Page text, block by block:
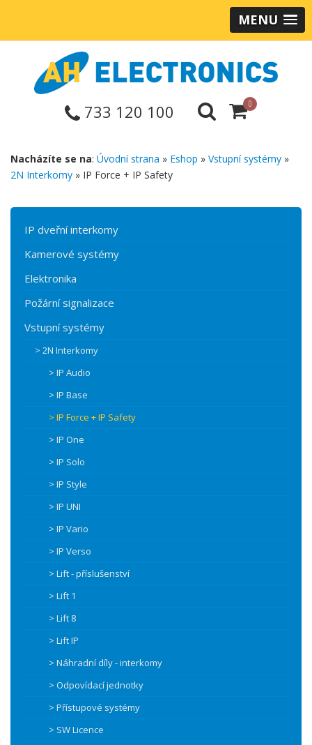
MENU
733 120 100 0
Nacházíte se na: Úvodní strana » Eshop » Vstupní systémy »
2N Interkomy » IP Force + IP Safety
IP dveřní interkomy
Kamerové systémy
Elektronika
Požární signalizace
Vstupní systémy
> 2N Interkomy
> IP Audio
> IP Base
> IP Force + IP Safety
> IP One
> IP Solo
> IP Style
> IP UNI
> IP Vario
> IP Verso
> Lift - příslušenství
> Lift 1
> Lift 8
> Lift IP
> Náhradní díly - interkomy
> Odpovídací jednotky
> Přístupové systémy
> SW Licence